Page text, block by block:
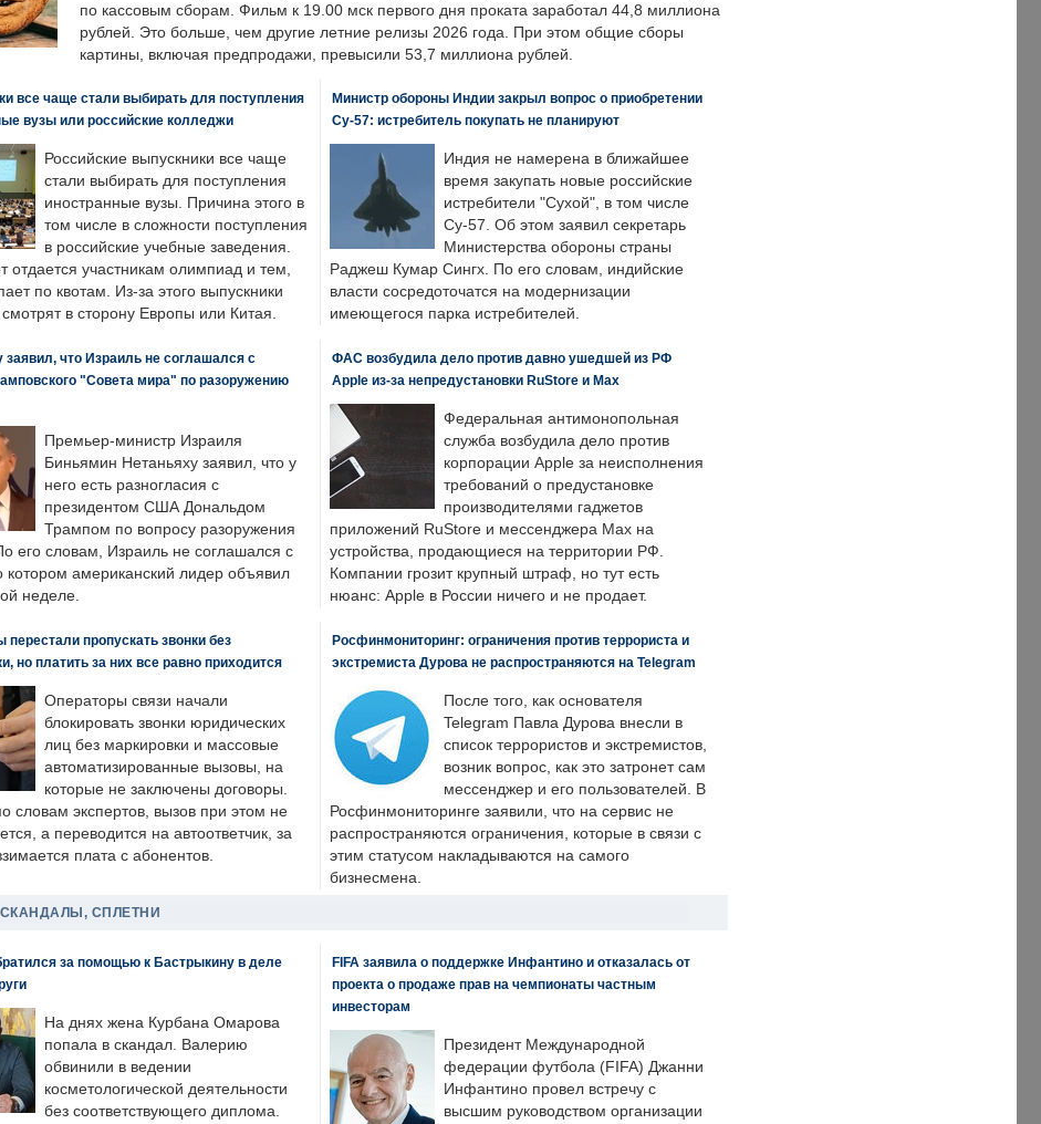
по кассовым сборам. Фильм к 19.00 мск первого дня проката заработал 44,8 миллиона
рублей. Это больше, чем другие летние релизы 2026 года. При этом общие сборы
картины, включая предпродажи, превысили 53,7 миллиона рублей.
все чаще стали выбирать для поступления
вузы или российские колледжи
Российские выпускники все чаще
стали выбирать для поступления
иностранные вузы. Причина этого в
том числе в сложности поступления
в российские учебные заведения.
отдается участникам олимпиад и тем,
по квотам. Из-за этого выпускники
в сторону Европы или Китая.
Министр обороны Индии закрыл вопрос о приобретении
Су-57: истребитель покупать не планируют
Индия не намерена в ближайшее
время закупать новые российские
истребители "Сухой", в том числе
Су-57. Об этом заявил секретарь
Министерства обороны страны
Раджеш Кумар Сингх. По его словам, индийские
власти сосредоточатся на модернизации
имеющегося парка истребителей.
заявил, что Израиль не соглашался с
"Совета мира" по разоружению
Премьер-министр Израиля
Биньямин Нетаньяху заявил, что у
него есть разногласия с
президентом США Дональдом
Трампом по вопросу разоружения
его словам, Израиль не соглашался с
котором американский лидер объявил
неделе.
ФАС возбудила дело против давно ушедшей из РФ
Apple из-за непредустановки RuStore и Max
Федеральная антимонопольная
служба возбудила дело против
корпорации Apple за неисполнения
требований о предустановке
производителями гаджетов
приложений RuStore и мессенджера Max на
устройства, продающиеся на территории РФ.
Компании грозит крупный штраф, но тут есть
нюанс: Apple в России ничего и не продает.
перестали пропускать звонки без
но платить за них все равно приходится
Операторы связи начали
блокировать звонки юридических
лиц без маркировки и массовые
автоматизированные вызовы, на
которые не заключены договоры.
словам экспертов, вызов при этом не
а переводится на автоответчик, за
плата с абонентов.
Росфинмониторинг: ограничения против террориста и
экстремиста Дурова не распространяются на Telegram
После того, как основателя
Telegram Павла Дурова внесли в
список террористов и экстремистов,
возник вопрос, как это затронет сам
мессенджер и его пользователей. В
Росфинмониторинге заявили, что на сервис не
распространяются ограничения, которые в связи с
этим статусом накладываются на самого
бизнесмена.
СПЛЕТНИ
за помощью к Бастрыкину в деле
На днях жена Курбана Омарова
попала в скандал. Валерию
обвинили в ведении
косметологической деятельности
без соответствующего диплома.
FIFA заявила о поддержке Инфантино и отказалась от
проекта о продаже прав на чемпионаты частным
инвесторам
Президент Международной
федерации футбола (FIFA) Джанни
Инфантино провел встречу с
высшим руководством организации